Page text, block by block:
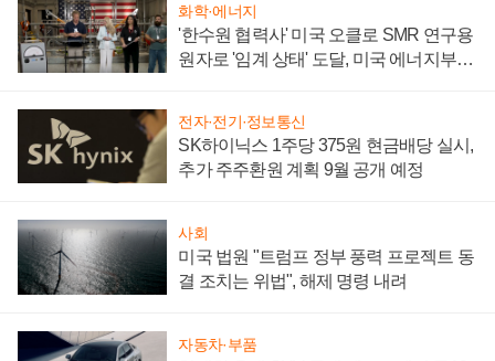
화학·에너지
'한수원 협력사' 미국 오클로 SMR 연구용
원자로 '임계 상태' 도달, 미국 에너지부
전자·전기·정보통신
SK하이닉스 1주당 375원 현금배당 실시,
추가 주주환원 계획 9월 공개 예정
사회
미국 법원 "트럼프 정부 풍력 프로젝트 동
결 조치는 위법", 해제 명령 내려
자동차·부품